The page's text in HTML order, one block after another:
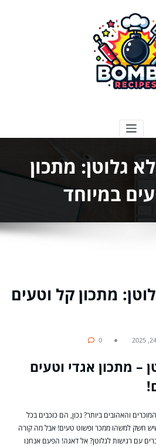
גלוטן: מתכון
במיוחד
מתכון קל וטעים
0
– מתכון אגדי וטעים
והאהובים ביותר? נכון, הם כוכבים בכל
חשק למשהו ממכר ופשוט טעים! אבל מה קורה
עם רגישות לגלוטן? אל דאגה! הפעם אנחנו